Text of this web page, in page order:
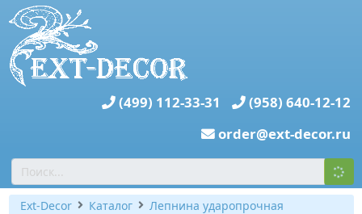
(499) 112-33-31
(958) 640-12-12
order@ext-decor.ru
Ext-Decor Каталог
Лепнина ударопрочная